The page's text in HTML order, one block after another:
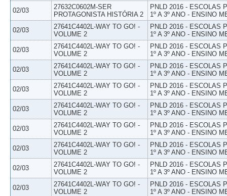
02/03
27632C0602M-SER
PROTAGONISTA HISTÓRIA 2
PNLD 2016 - ESCOLAS
1º A 3º ANO - ENSINO
02/03
27641C4402L-WAY TO GO! -
VOLUME 2
PNLD 2016 - ESCOLAS
1º A 3º ANO - ENSINO
02/03
27641C4402L-WAY TO GO! -
VOLUME 2
PNLD 2016 - ESCOLAS
1º A 3º ANO - ENSINO
02/03
27641C4402L-WAY TO GO! -
VOLUME 2
PNLD 2016 - ESCOLAS
1º A 3º ANO - ENSINO
02/03
27641C4402L-WAY TO GO! -
VOLUME 2
PNLD 2016 - ESCOLAS
1º A 3º ANO - ENSINO
02/03
27641C4402L-WAY TO GO! -
VOLUME 2
PNLD 2016 - ESCOLAS
1º A 3º ANO - ENSINO
02/03
27641C4402L-WAY TO GO! -
VOLUME 2
PNLD 2016 - ESCOLAS
1º A 3º ANO - ENSINO
02/03
27641C4402L-WAY TO GO! -
VOLUME 2
PNLD 2016 - ESCOLAS
1º A 3º ANO - ENSINO
02/03
27641C4402L-WAY TO GO! -
VOLUME 2
PNLD 2016 - ESCOLAS
1º A 3º ANO - ENSINO
02/03
27641C4402L-WAY TO GO! -
VOLUME 2
PNLD 2016 - ESCOLAS
1º A 3º ANO - ENSINO